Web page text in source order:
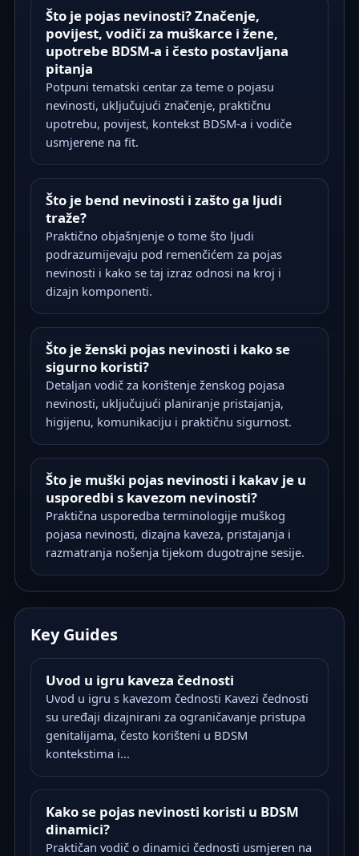
Što je pojas nevinosti? Značenje,
povijest, vodiči za muškarce i žene,
upotrebe BDSM-a i često postavljana
pitanja
Potpuni tematski centar za teme o pojasu
nevinosti, uključujući značenje, praktičnu
upotrebu, povijest, kontekst BDSM-a i vodiče
usmjerene na fit.
Što je bend nevinosti i zašto ga ljudi
traže?
Praktično objašnjenje o tome što ljudi
podrazumijevaju pod remenčićem za pojas
nevinosti i kako se taj izraz odnosi na kroj i
dizajn komponenti.
Što je ženski pojas nevinosti i kako se
sigurno koristi?
Detaljan vodič za korištenje ženskog pojasa
nevinosti, uključujući planiranje pristajanja,
higijenu, komunikaciju i praktičnu sigurnost.
Što je muški pojas nevinosti i kakav je u
usporedbi s kavezom nevinosti?
Praktična usporedba terminologije muškog
pojasa nevinosti, dizajna kaveza, pristajanja i
razmatranja nošenja tijekom dugotrajne sesije.
Key Guides
Uvod u igru kaveza čednosti
Uvod u igru s kavezom čednosti Kavezi čednosti
su uređaji dizajnirani za ograničavanje pristupa
genitalijama, često korišteni u BDSM
kontekstima i...
Kako se pojas nevinosti koristi u BDSM
dinamici?
Praktičan vodič o dinamici čednosti usmjeren na